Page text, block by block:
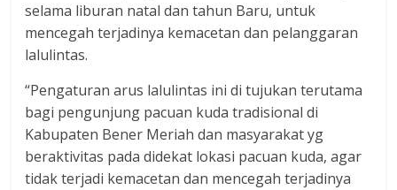
selama liburan natal dan tahun Baru, untuk
mencegah terjadinya kemacetan dan pelanggaran
lalulintas.
“Pengaturan arus lalulintas ini di tujukan terutama
bagi pengunjung pacuan kuda tradisional di
Kabupaten Bener Meriah dan masyarakat yg
beraktivitas pada didekat lokasi pacuan kuda, agar
tidak terjadi kemacetan dan mencegah terjadinya